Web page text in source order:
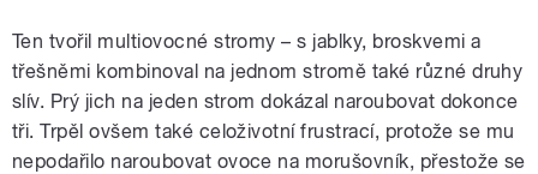
Ten tvořil multiovocné stromy – s jablky, broskvemi a
třešněmi kombinoval na jednom stromě také různé druhy
slív. Prý jich na jeden strom dokázal naroubovat dokonce
tři. Trpěl ovšem také celoživotní frustrací, protože se mu
nepodařilo naroubovat ovoce na morušovník, přestože se